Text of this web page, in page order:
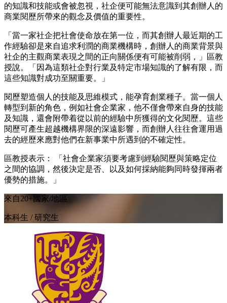
的知識和技能或會被忽視，社企便可能無法意識到其創辦人的
商業閱歷所帶來的觀念及價值的重要性。
「當一家社企把社會使命放在第一位，而其創辦人最近期的工
作經驗卻是來自追求利潤的商業機構時，創辦人的商業背景與
社企的主觀商業表現之間的正向關係便有可能被削弱，」區教
授說。「因為這類社企對行業及特定市場知識的了解有限，而
這些知識對成功至關重要。」
閱歷塑造個人的技能及思維模式，能孕育創業種子。當一個人
轉型到新的角色，例如社會企業家，他不僅會帶來自身的技能
及知識，還會附帶着從以前的經驗中所獲得的文化閱歷。這些
閱歷可產生超越機構界限的深遠影響，而創辦人往往會運用過
去的經歷來應對他們在新事業中所遇到的不確定性。
區教授表示： 「社會企業家須要考慮到經驗閱歷與策略定位
之間的協調，然後決定是否、以及如何採納能夠同時發揮兩者
優勢的措施。」
來自20+國家/地區
本科生 / 研究生